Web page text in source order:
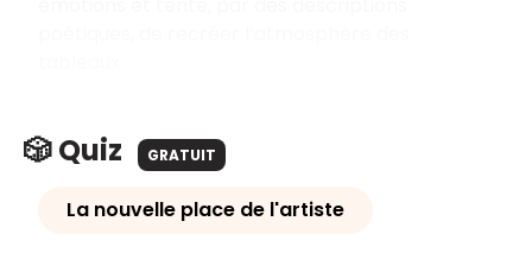
🎲 Quiz GRATUIT
La nouvelle place de l'artiste